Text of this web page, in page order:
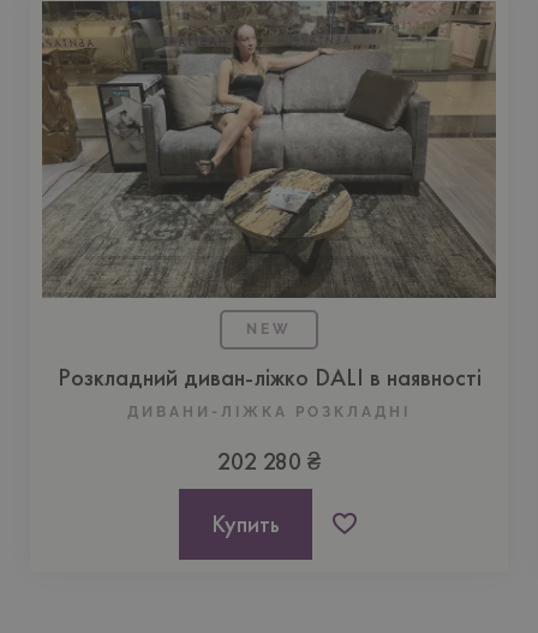
NEW
Розкладний диван-ліжко DALI в наявності
ДИВАНИ-ЛІЖКА РОЗКЛАДНІ
202 280 ₴
Купить